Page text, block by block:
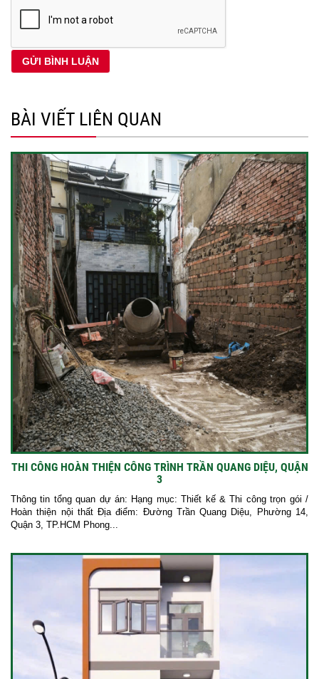
BÀI VIẾT LIÊN QUAN
THI CÔNG HOÀN THIỆN CÔNG TRÌNH TRẦN QUANG DIỆU, QUẬN
3
Thông tin tổng quan dự án: Hạng mục: Thiết kế & Thi công trọn gói /
Hoàn thiện nội thất Địa điểm: Đường Trần Quang Diệu, Phường 14,
Quận 3, TP.HCM Phong...